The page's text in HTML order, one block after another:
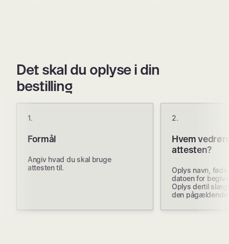
Det skal du oplyse i din
bestilling
1.
Formål
Angiv hvad du skal bruge
attesten til.
2.
Hvem
attesten?
Oplys navn,
datoen for
Oplys dertil
den pågældende.